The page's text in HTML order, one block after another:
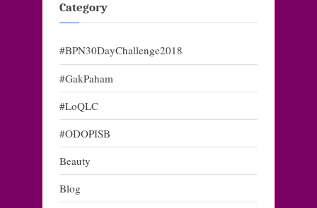
Category
#BPN30DayChallenge2018
#GakPaham
#LoQLC
#ODOPISB
Beauty
Blog